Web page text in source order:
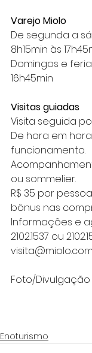
Varejo Miolo
De segunda a
8h15min às
Domingos e
16h45min
Visitas guiadas
Visita seguida
De hora em
funcionamento.
ou sommelier.
R$ 35 por
bônus nas
Informações e
2102.1537 ou
Foto/Divulgação
Enoturismo